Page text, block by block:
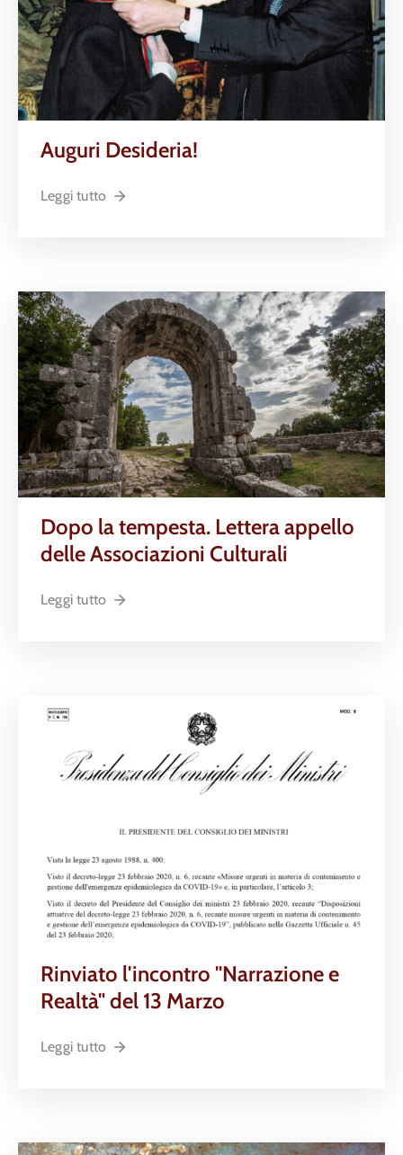
Auguri Desideria!
Leggi tutto
Dopo la tempesta. Lettera appello
delle Associazioni Culturali
Leggi tutto
Rinviato l'incontro "Narrazione e
Realtà" del 13 Marzo
Leggi tutto